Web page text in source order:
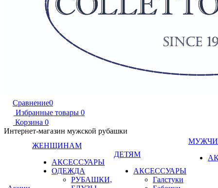
Сравнение0
Избранные товары 0
Корзина 0
Интернет-магазин мужской рубашки
ЖЕНЩИНАМ
АКСЕССУАРЫ
ОДЕЖДА
РУБАШКИ,
ДЕТЯМ
АКСЕССУАРЫ
Галстуки